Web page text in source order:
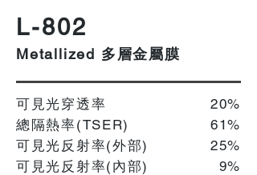
L-802
Metallized 多層金屬膜
可見光穿透率
總隔熱率(TSER)
可見光反射率(外部)
可見光反射率(內部)
20%
61%
25%
​9%